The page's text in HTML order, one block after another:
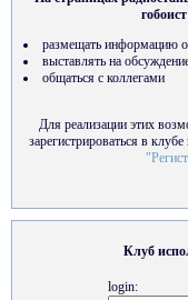
размещать информацию о
выставлять на
общаться с коллегами
Для реализации этих
зарегистрироваться в
Клуб
login: